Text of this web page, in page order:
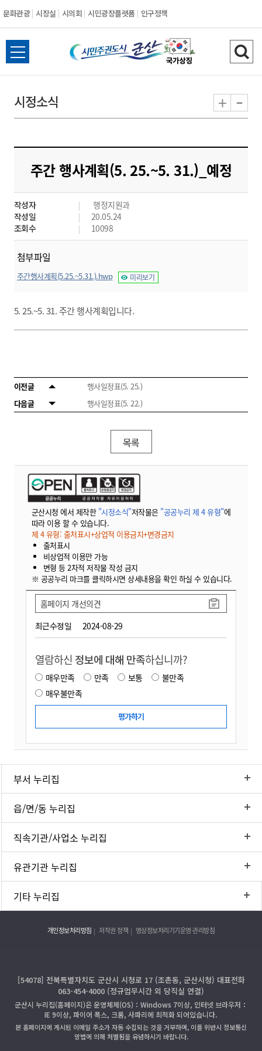
문화관광 시장실 시의회 시민광장플랫폼 인구정책
시
민
도
시
군
산
전
체
뉴
열
검
색
기
시정소식 + -
주간 행사계획(5. 25.~5. 31.)_예정
작성자
행정지원과
작성일
20.05.24
조회수
10098
첨부파일
주간행사계획(5.25.~5.31.).hwp 미리보기
5. 25.~5. 31. 주간 행사계획입니다.
이전글
행사일정표(5. 25.)
다음글
행사일정표(5. 22.)
목록
군산시청 에서 제작한 "시정소식"저작물은 "공공누리 제 4 유형"에
따라 이용 할 수 있습니다.
제 4 유형: 출처표시+상업적 이용금지+변경금지
출처표시
비상업적 이용만 가능
변형 등 2차적 저작물 작성 금지
※ 공공누리 마크를 클릭하시면 상세내용을 확인 하실 수 있습니다.
최근수정일 2024-08-29
홈페이지 개선의견
열람하신 정보에 대해 만족하십니까?
매우만족 만족 보통
불만족
매우불만족
부서 누리집
읍/면/동 누리집
직속기관/사업소 누리집
유관기관 누리집
기타 누리집
개인정보처리방침 저작권 정책 영상정보처리기기운영·관리방침
[54078] 전북특별자치도 군산시 시청로 17 (조촌동, 군산시청) 대표전화
063-454-4000 (정규업무시간 외 당직실 연결)
군산시 누리집(홈페이지)은 운영체제(OS)：Windows 7이상, 인터넷 브라우저：
IE 9이상, 파이어 폭스, 크롬, 사파리에 최적화 되어있습니다.
본 홈페이지에 게시된 이메일 주소가 자동 수집되는 것을 거부하며, 이를 위반시 정보통신
망법에 의해 처벌됨을 유념하시기 바랍니다.